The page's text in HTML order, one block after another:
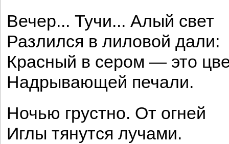
Вечер... Тучи... Алый свет
Разлился в лиловой дали:
Красный в сером — это
Надрывающей печали.
Ночью грустно. От огней
Иглы тянутся лучами.